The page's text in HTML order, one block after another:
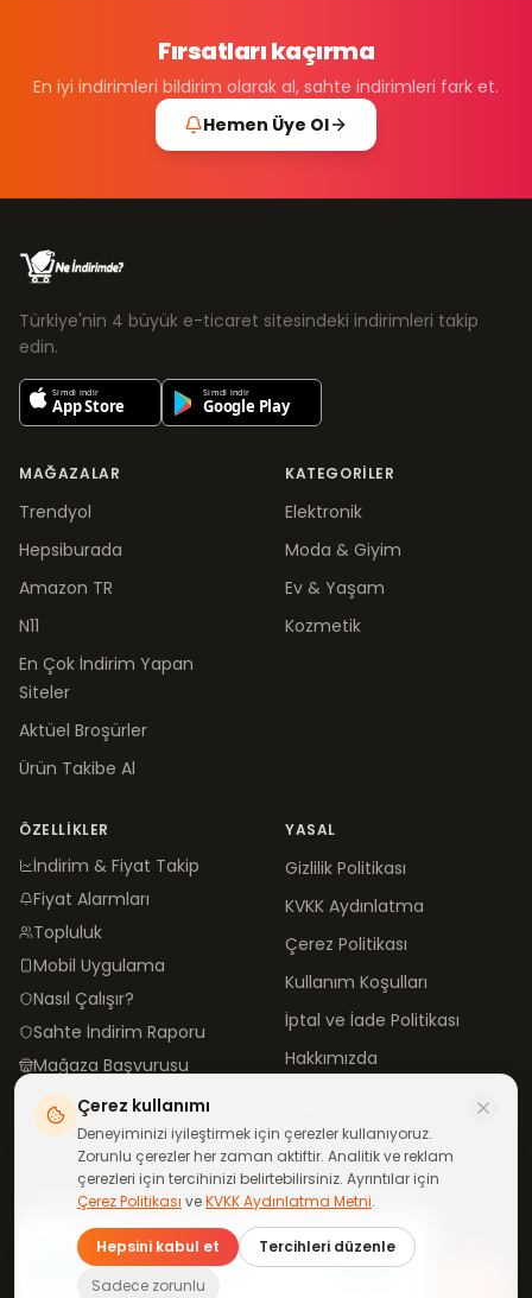
Fırsatları kaçırma
En iyi indirimleri bildirim olarak al, sahte indirimleri fark et.
Hemen Üye Ol
Türkiye'nin 4 büyük e-ticaret sitesindeki indirimleri takip
edin.
MAĞAZALAR
Trendyol
Hepsiburada
Amazon TR
N11
En Çok İndirim Yapan
Siteler
Aktüel Broşürler
Ürün Takibe Al
KATEGORILER
Elektronik
Moda & Giyim
Ev & Yaşam
Kozmetik
ÖZELLIKLER
İndirim & Fiyat Takip
Fiyat Alarmları
Topluluk
Mobil Uygulama
Nasıl Çalışır?
Sahte İndirim Raporu
Mağaza Başvurusu
YASAL
Gizlilik Politikası
KVKK Aydınlatma
Çerez Politikası
Kullanım Koşulları
İptal ve İade Politikası
Hakkımızda
Blog
©2026neindirimde.com · Türkiye'de ile yapıldı
Tüm mağazalar aktif
Çerez kullanımı
Deneyiminizi iyileştirmek için çerezler kullanıyoruz.
Zorunlu çerezler her zaman aktiftir. Analitik ve reklam
çerezleri için tercihinizi belirtebilirsiniz. Ayrıntılar için
Çerez Politikası veKVKK Aydınlatma Metni.
Hepsini kabul et
Tercihleri düzenle
Sadece zorunlu
Günün fırsatları
telefonuna gelsin
WhatsApp kanalımıza ücretsiz
Katıl